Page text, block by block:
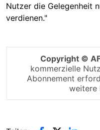
Nutzer die Gelegenheit
verdienen."
Copyright ©
kommerzielle
Abonnement
weitere